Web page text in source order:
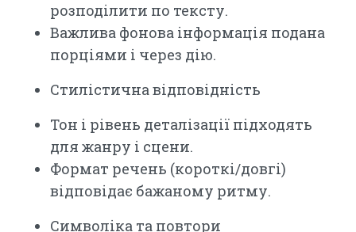
розподілити по тексту.
Важлива фонова інформація подана
порціями і через дію.
Стилістична відповідність
Тон і рівень деталізації підходять
для жанру і сцени.
Формат речень (короткі/довгі)
відповідає бажаному ритму.
Символіка та повтори